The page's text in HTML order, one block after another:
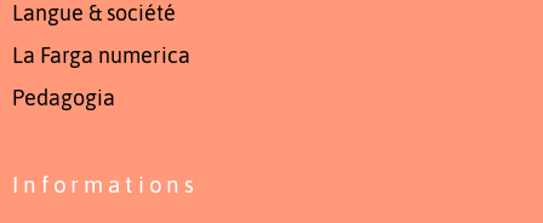
Langue & société
La Farga numerica
Pedagogia
Informations